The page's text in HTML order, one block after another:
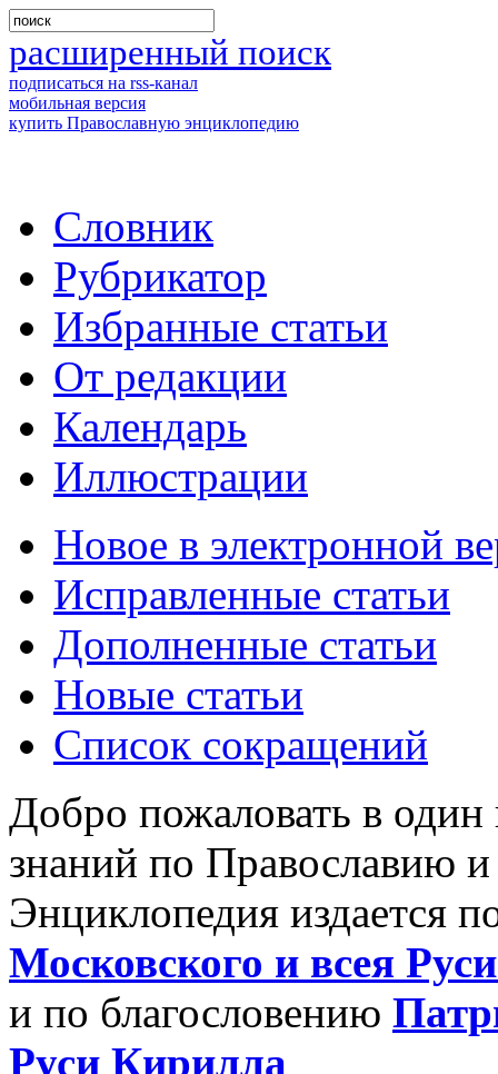
расширенный поиск
подписаться на rss-канал
мобильная версия
купить Православную энциклопедию
Словник
Рубрикатор
Избранные статьи
От редакции
Календарь
Иллюстрации
Новое в электронной
Исправленные статьи
Дополненные статьи
Новые статьи
Список сокращений
Добро пожаловать в
знаний по Православию
Энциклопедия издается
Московского и всея
и по благословению
Руси Кирилла